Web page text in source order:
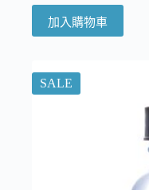
加入購物車
SALE